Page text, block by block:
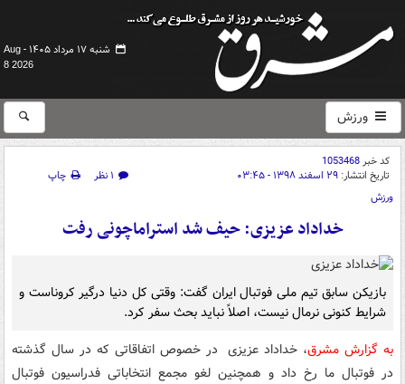
شنبه ۱۷ مرداد ۱۴۰۵ -
Aug
8 2026
ورزش
کد خبر1053468
تاریخ انتشار: ۲۹ اسفند ۱۳۹۸ - ۰۳:۴۵ ۱ نظر
چاپ
ورزش
خداداد عزیزی: حیف شد استراماچونی رفت
بازیکن سابق تیم ملی فوتبال ایران گفت: وقتی کل دنیا درگیر کروناست و
شرایط کنونی نرمال نیست، اصلاً نباید بحث سفر کرد.
به گزارش مشرق، خداداد عزیزی در خصوص اتفاقاتی که در سال گذشته
در فوتبال ما رخ داد و همچنین لغو مجمع انتخاباتی فدراسیون فوتبال